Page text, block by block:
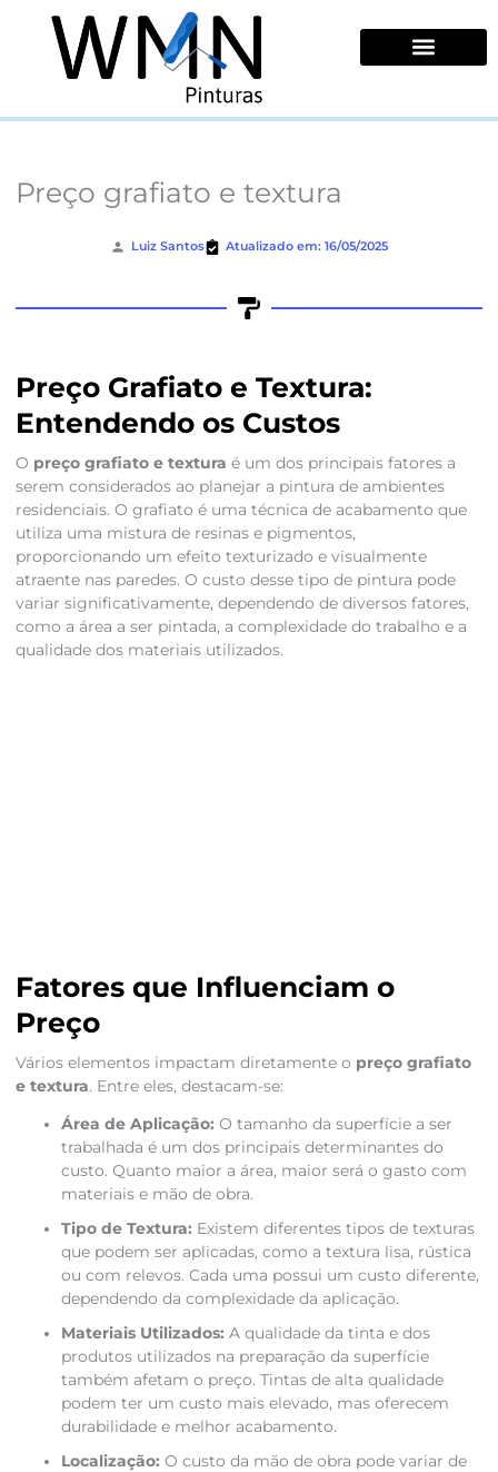
conteúdo
Preço grafiato e textura
Luiz Santos Atualizado em: 16/05/2025
Preço Grafiato e Textura:
Entendendo os Custos
O preço grafiato e textura é um dos principais fatores a
serem considerados ao planejar a pintura de ambientes
residenciais. O grafiato é uma técnica de acabamento que
utiliza uma mistura de resinas e pigmentos,
proporcionando um efeito texturizado e visualmente
atraente nas paredes. O custo desse tipo de pintura pode
variar significativamente, dependendo de diversos fatores,
como a área a ser pintada, a complexidade do trabalho e a
qualidade dos materiais utilizados.
Fatores que Influenciam o
Preço
Vários elementos impactam diretamente o preço grafiato
e textura. Entre eles, destacam-se:
Área de Aplicação: O tamanho da superfície a ser
trabalhada é um dos principais determinantes do
custo. Quanto maior a área, maior será o gasto com
materiais e mão de obra.
Tipo de Textura: Existem diferentes tipos de texturas
que podem ser aplicadas, como a textura lisa, rústica
ou com relevos. Cada uma possui um custo diferente,
dependendo da complexidade da aplicação.
Materiais Utilizados: A qualidade da tinta e dos
produtos utilizados na preparação da superfície
também afetam o preço. Tintas de alta qualidade
podem ter um custo mais elevado, mas oferecem
durabilidade e melhor acabamento.
Localização: O custo da mão de obra pode variar de